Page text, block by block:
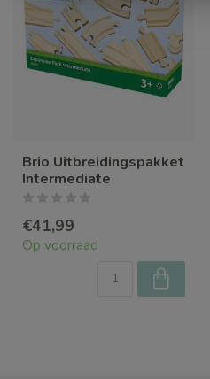
Brio Uitbreidingspakket
Intermediate
€41,99
Op voorraad